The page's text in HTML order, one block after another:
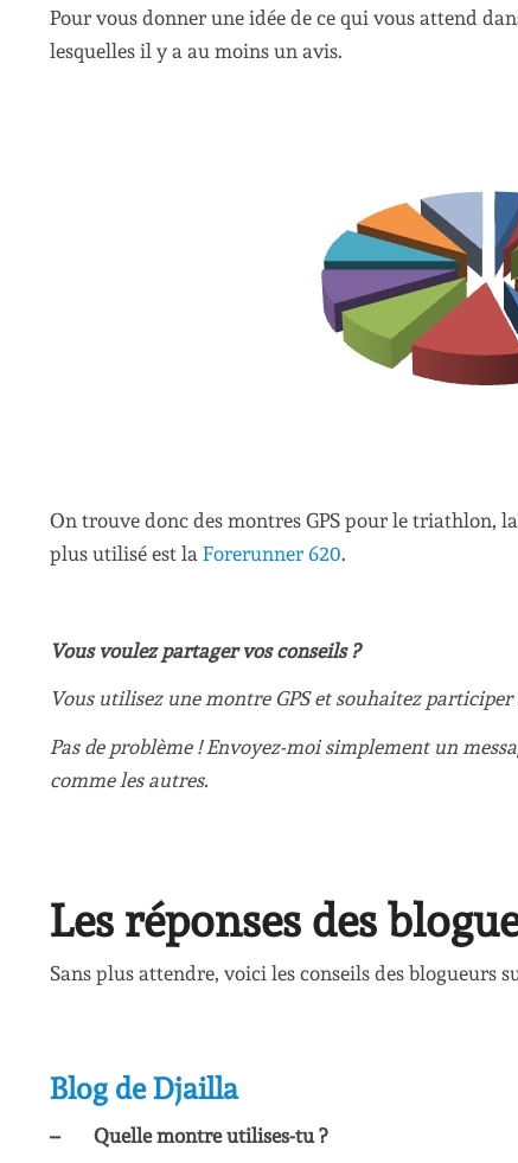
Pour vous donner une idée de ce qui vous attend
lesquelles il y a au moins un avis.
On trouve donc des montres GPS pour le triathlon,
plus utilisé est la Forerunner 620.
Vous voulez partager vos conseils ?
Vous utilisez une montre GPS et souhaitez
Pas de problème ! Envoyez-moi simplement un
comme les autres.
Les réponses des
Sans plus attendre, voici les conseils des blogueurs
Blog de Djailla
– Quelle montre utilises-tu ?